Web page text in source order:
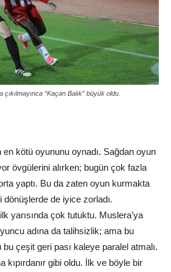
“Kaçan Balık” büyük oldu.
en kötü oyununu oynadı. Sağdan oyun
övgülerini alırken; bugün çok fazla
yaptı. Bu da zaten oyun kurmakta
dönüşlerde de iyice zorladı.
yarısında çok tutuktu. Muslera’ya
adına da talihsizlik; ama bu
çeşit geri pası kaleye paralel atmalı.
kıpırdanır gibi oldu. İlk ve böyle bir